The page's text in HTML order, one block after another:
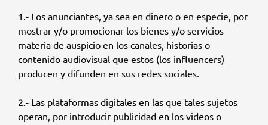
1.- Los anunciantes, ya sea en dinero o en especie, por
mostrar y/o promocionar los bienes y/o servicios
materia de auspicio en los canales, historias o
contenido audiovisual que estos (los influencers)
producen y difunden en sus redes sociales.
2.- Las plataformas digitales en las que tales sujetos
operan, por introducir publicidad en los videos o